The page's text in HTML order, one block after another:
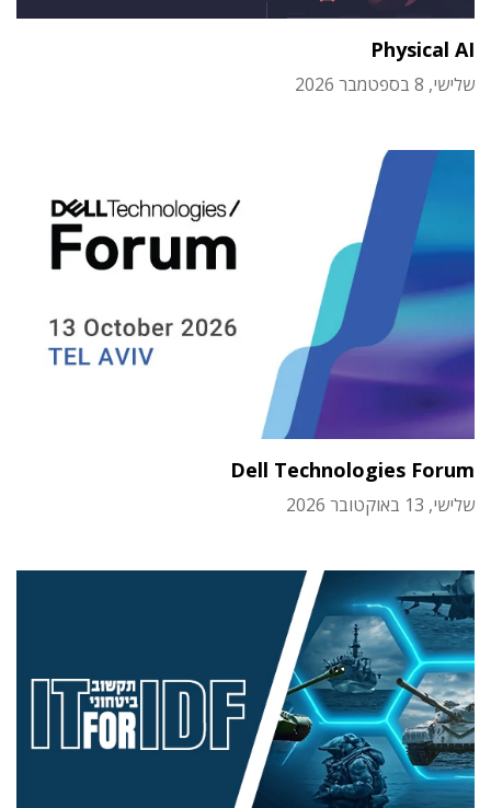
Physical AI
שלישי, 8 בספטמבר 2026
Dell Technologies Forum
שלישי, 13 באוקטובר 2026